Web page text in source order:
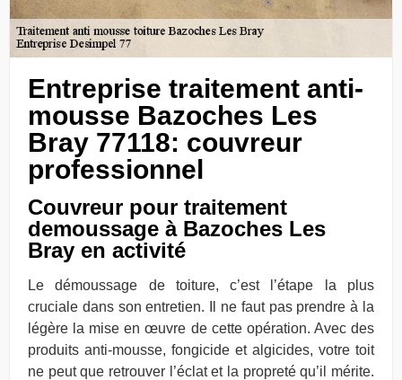
Entreprise traitement anti-
mousse Bazoches Les
Bray 77118: couvreur
professionnel
Couvreur pour traitement
demoussage à Bazoches Les
Bray en activité
Le démoussage de toiture, c’est l’étape la plus
cruciale dans son entretien. Il ne faut pas prendre à la
légère la mise en œuvre de cette opération. Avec des
produits anti-mousse, fongicide et algicides, votre toit
ne peut que retrouver l’éclat et la propreté qu’il mérite.